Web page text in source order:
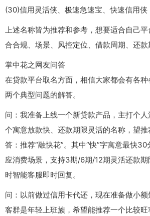
(30)信用灵活侠、极速急速宝、快速信用侠
上述名称皆为推荐和参考，想要适合自己
合合规、场景、风控定位、借款周期、还款
掌中花之网友问答
在贷款平台取名方面，相信大家都会有各
两个典型问题的解答。
问：我准备上线一个新贷款产品，主打个
个寓意放款快、还款期限灵活的名称，望推
答：推荐“融快花”。其中“快”字寓意最快30
应消费场景，支持3期/6期/12期灵活还款
时智能客服即时回复。
问：以前做过信用卡代还，现在准备做小
客群是年轻上班族，希望能推荐一个比较